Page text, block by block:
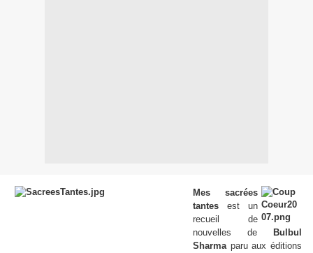
Mes sacrées
tantes est un
recueil de
nouvelles de
Bulbul
Sharmaparu aux éditions